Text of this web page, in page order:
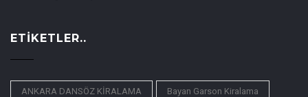
ETIKETLER..
ANKARA DANSÖZ KİRALAMA Bayan Garson Kiralama